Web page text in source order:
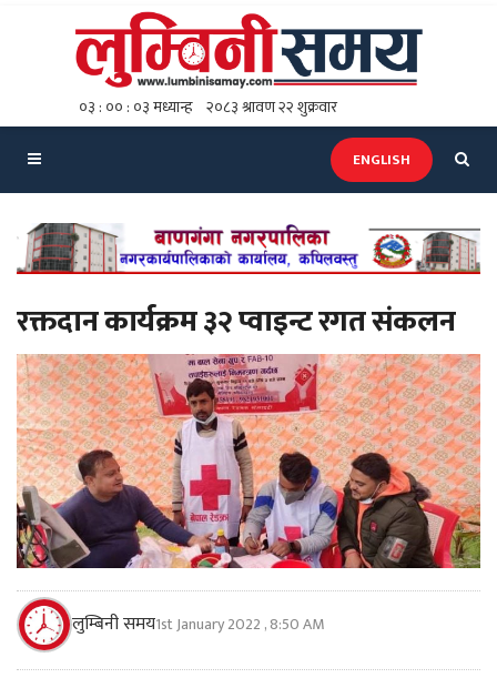
ENGLISH
रक्तदान कार्यक्रम ३२ प्वाइन्ट रगत संकलन
लुम्बिनी समय1st January 2022 , 8:50 AM